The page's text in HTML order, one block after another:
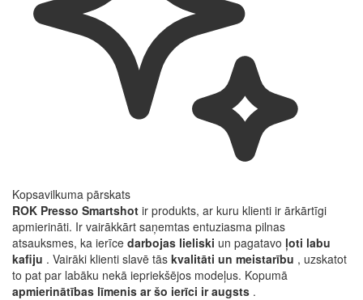
Kopsavilkuma pārskats
ROK Presso Smartshot ir produkts, ar kuru klienti ir ārkārtīgi
apmierināti. Ir vairākkārt saņemtas entuziasma pilnas
atsauksmes, ka ierīce darbojas lieliski un pagatavo ļoti labu
kafiju . Vairāki klienti slavē tās kvalitāti un meistarību , uzskatot
to pat par labāku nekā iepriekšējos modeļus. Kopumā
apmierinātības līmenis ar šo ierīci ir augsts .